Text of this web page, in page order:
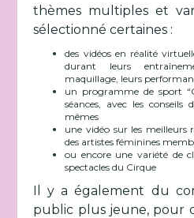
thèmes multiples et
sélectionné certaines :
des vidéos en réalité
durant leurs
maquillage, leurs
un programme de sport
séances, avec les conseils
mêmes
une vidéo sur les meilleurs
des artistes féminines
ou encore une variété de
spectacles du Cirque
Il y a également du
public plus jeune, pour